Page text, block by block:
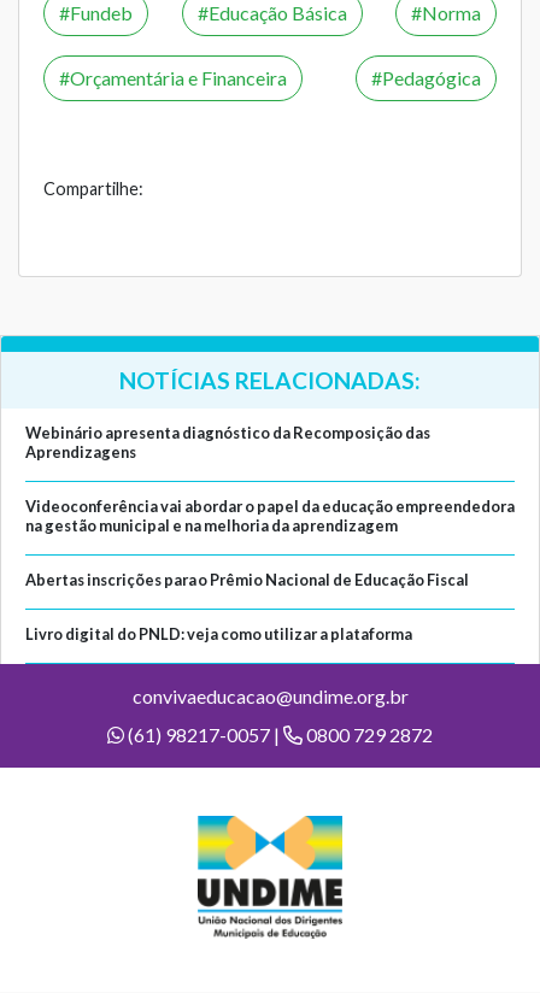
Fundeb Educação Básica Norma
Orçamentária e Financeira Pedagógica
Compartilhe:
NOTÍCIAS RELACIONADAS:
Webinário apresenta diagnóstico da Recomposição das
Aprendizagens
Videoconferência vai abordar o papel da educação empreendedora
na gestão municipal e na melhoria da aprendizagem
Abertas inscrições para o Prêmio Nacional de Educação Fiscal
Livro digital do PNLD: veja como utilizar a plataforma
convivaeducacao@undime.org.br
(61) 98217-0057 |
0800 729 2872